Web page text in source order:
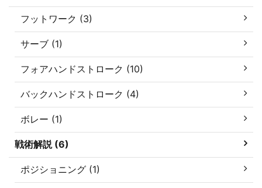
フットワーク (3)
サーブ (1)
フォアハンドストローク (10)
バックハンドストローク (4)
ボレー (1)
戦術解説 (6)
ポジショニング (1)